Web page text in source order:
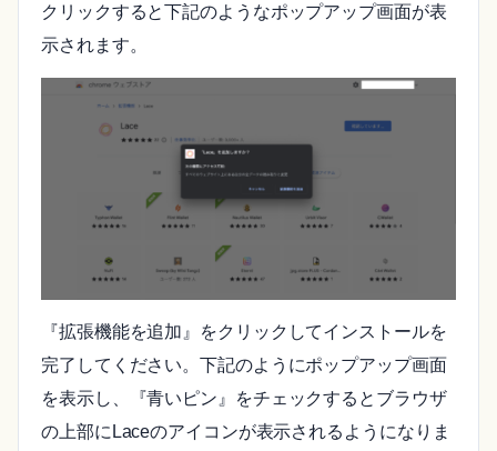
クリックすると下記のようなポップアップ画面が表
示されます。
『拡張機能を追加』をクリックしてインストールを
完了してください。下記のようにポップアップ画面
を表示し、『青いピン』をチェックするとブラウザ
の上部にLaceのアイコンが表示されるようになりま